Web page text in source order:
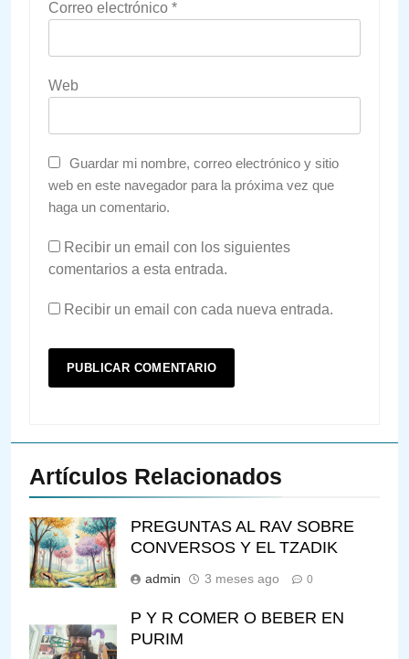
Correo electrónico *
Web
Guardar mi nombre, correo electrónico y sitio
web en este navegador para la próxima vez que
haga un comentario.
Recibir un email con los siguientes
comentarios a esta entrada.
Recibir un email con cada nueva entrada.
Artículos Relacionados
PREGUNTAS AL RAV SOBRE
CONVERSOS Y EL TZADIK
admin 3 meses ago 0
P Y R COMER O BEBER EN
PURIM